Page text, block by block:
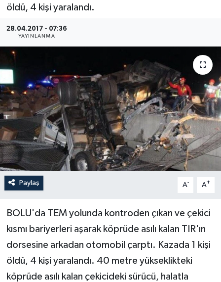
öldü, 4 kişi yaralandı.
28.04.2017 - 07:36
YAYINLANMA
Paylaş A- A+
BOLU'da TEM yolunda kontroden çıkan ve çekici
kısmı bariyerleri aşarak köprüde asılı kalan TIR'ın
dorsesine arkadan otomobil çarptı. Kazada 1 kişi
öldü, 4 kişi yaralandı. 40 metre yükseklikteki
köprüde asılı kalan çekicideki sürücü, halatla
Sinema
Sivil Toplum
Spor
Tarım
Turizm
Yaşam
Yerel Yönetimler
DÜNYA
YEREL